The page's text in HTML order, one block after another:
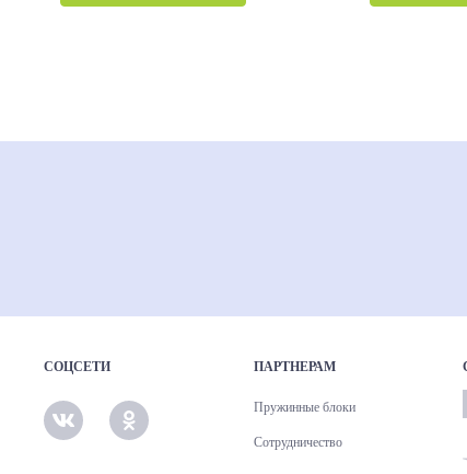
СОЦСЕТИ ПАРТНЕРАМ
Пружинные блоки
Сотрудничество